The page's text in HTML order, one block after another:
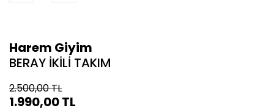
Harem Giyim
BERAY İKİLİ TAKIM
2.500,00 TL
1.990,00 TL